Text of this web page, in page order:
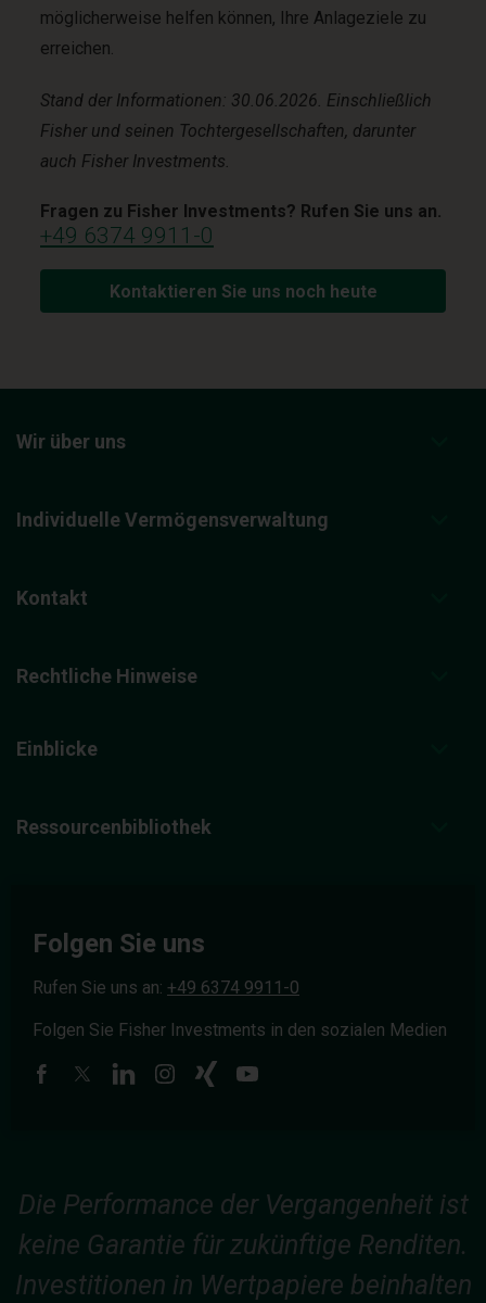
möglicherweise helfen können, Ihre Anlageziele zu
erreichen.
Stand der Informationen: 30.06.2026. Einschließlich
Fisher und seinen Tochtergesellschaften, darunter
auch Fisher Investments.
Fragen zu Fisher Investments? Rufen Sie uns an.
+49 6374 9911-0
Kontaktieren Sie uns noch heute
Wir über uns
Individuelle Vermögensverwaltung
Kontakt
Rechtliche Hinweise
Einblicke
Ressourcenbibliothek
Folgen Sie uns
Rufen Sie uns an: +49 6374 9911-0
Folgen Sie Fisher Investments in den sozialen Medien
Die Performance der Vergangenheit ist
keine Garantie für zukünftige Renditen.
Investitionen in Wertpapiere beinhalten